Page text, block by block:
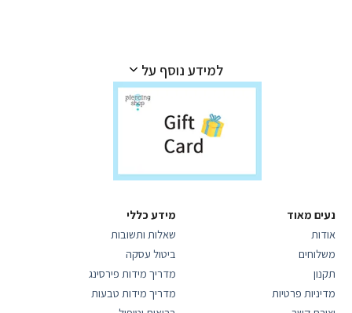
למידע נוסף על
נעים מאוד
אודות
משלוחים
תקנון
מדיניות פרטיות
מידע כללי
שאלות ותשובות
ביטול עסקה
מדריך מידות פירסינג
מדריך מידות טבעות